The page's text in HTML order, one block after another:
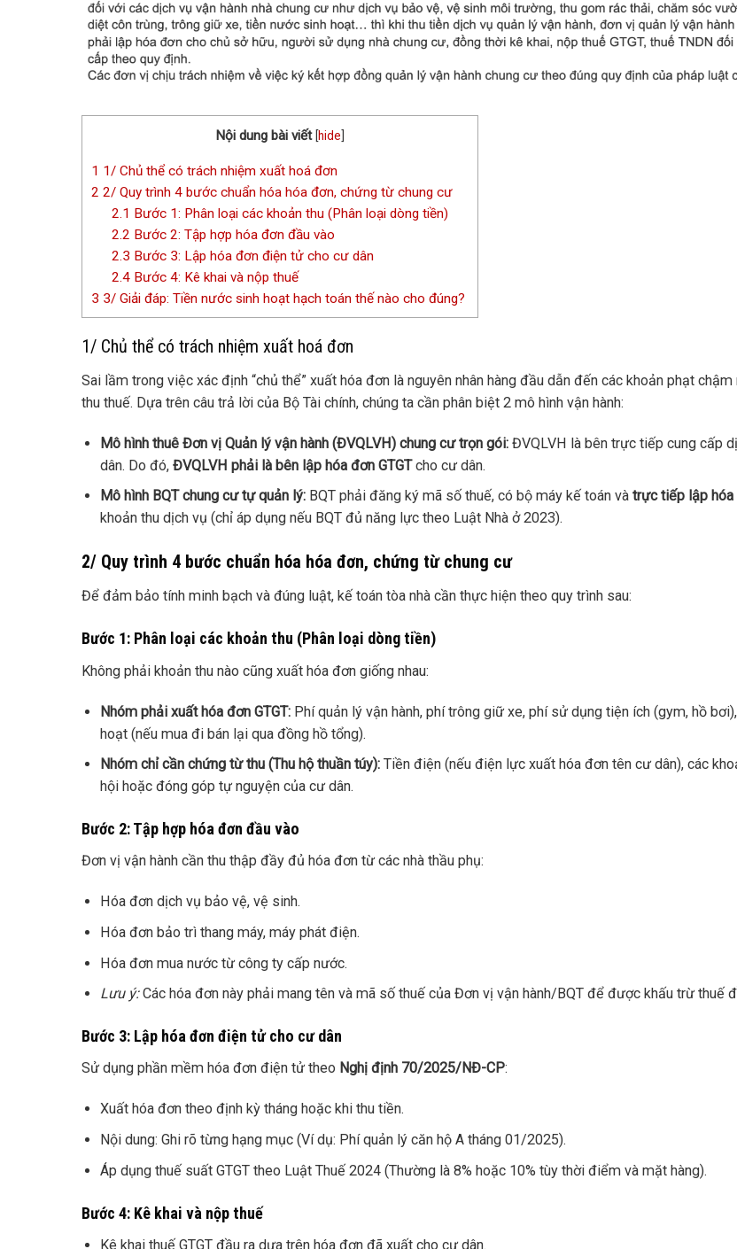
Nội dung bài viết [hide
1 1/ Chủ thể có trách nhiệm xuất hoá đơn
2 2/ Quy trình 4 bước chuẩn hóa hóa đơn, chứng từ chung cư
2.1 Bước 1: Phân loại các khoản thu (Phân loại dòng tiền)
2.2 Bước 2: Tập hợp hóa đơn đầu vào
2.3 Bước 3: Lập hóa đơn điện tử cho cư dân
2.4 Bước 4: Kê khai và nộp thuế
3 3/ Giải đáp: Tiền nước sinh hoạt hạch toán thế nào cho đúng?
1/ Chủ thể có trách nhiệm xuất hoá đơn
Sai lầm trong việc xác định “chủ thể” xuất hóa đơn là nguyên nhân hàng đầu dẫn đến các khoản phạt
thu thuế. Dựa trên câu trả lời của Bộ Tài chính, chúng ta cần phân biệt 2 mô hình vận hành:
Mô hình thuê Đơn vị Quản lý vận hành (ĐVQLVH) chung cư trọn gói: ĐVQLVH là bên trực tiếp cung cấp
dân. Do đó, ĐVQLVH phải là bên lập hóa đơn GTGTcho cư dân.
Mô hình BQT chung cư tự quản lý: BQT phải đăng ký mã số thuế, có bộ máy kế toán và trực tiếp lập hóa
khoản thu dịch vụ (chỉ áp dụng nếu BQT đủ năng lực theo Luật Nhà ở 2023).
2/ Quy trình 4 bước chuẩn hóa hóa đơn, chứng từ chung cư
Để đảm bảo tính minh bạch và đúng luật, kế toán tòa nhà cần thực hiện theo quy trình sau:
Bước 1: Phân loại các khoản thu (Phân loại dòng tiền)
Không phải khoản thu nào cũng xuất hóa đơn giống nhau:
Nhóm phải xuất hóa đơn GTGT: Phí quản lý vận hành, phí trông giữ xe, phí sử dụng tiện ích (gym, hồ
hoạt (nếu mua đi bán lại qua đồng hồ tổng).
Nhóm chỉ cần chứng từ thu (Thu hộ thuần túy): Tiền điện (nếu điện lực xuất hóa đơn tên cư dân), các
hội hoặc đóng góp tự nguyện của cư dân.
Bước 2: Tập hợp hóa đơn đầu vào
Đơn vị vận hành cần thu thập đầy đủ hóa đơn từ các nhà thầu phụ:
Hóa đơn dịch vụ bảo vệ, vệ sinh.
Hóa đơn bảo trì thang máy, máy phát điện.
Hóa đơn mua nước từ công ty cấp nước.
Lưu ý:Các hóa đơn này phải mang tên và mã số thuế của Đơn vị vận hành/BQT để được khấu trừ thuế
Bước 3: Lập hóa đơn điện tử cho cư dân
Sử dụng phần mềm hóa đơn điện tử theo Nghị định 70/2025/NĐ-CP:
Xuất hóa đơn theo định kỳ tháng hoặc khi thu tiền.
Nội dung: Ghi rõ từng hạng mục (Ví dụ: Phí quản lý căn hộ A tháng 01/2025).
Áp dụng thuế suất GTGT theo Luật Thuế 2024 (Thường là 8% hoặc 10% tùy thời điểm và mặt hàng).
Bước 4: Kê khai và nộp thuế
Kê khai thuế GTGT đầu ra dựa trên hóa đơn đã xuất cho cư dân.